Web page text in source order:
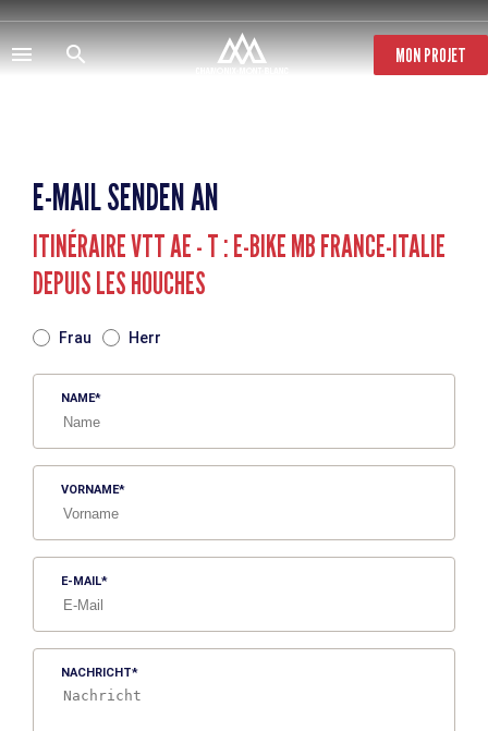
Direkt
zum
Inhalt
MON PROJET
E-MAIL SENDEN AN
ITINÉRAIRE VTT AE - T : E-BIKE MB FRANCE-ITALIE
DEPUIS LES HOUCHES
Frau Herr
NAME
VORNAME
E-MAIL
NACHRICHT